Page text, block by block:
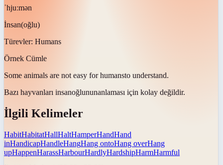
ˈhjuːmən
İnsan(oğlu)
Türevler: Humans
Örnek Cümle
Some animals are not easy for humansto understand.
Bazı hayvanları insanoğlununanlaması için kolay değildir.
İlgili Kelimeler
HabitHabitatHallHaltHamperHandHand
inHandicapHandleHangHang ontoHang overHang
upHappenHarassHarbourHardlyHardshipHarmHarmful